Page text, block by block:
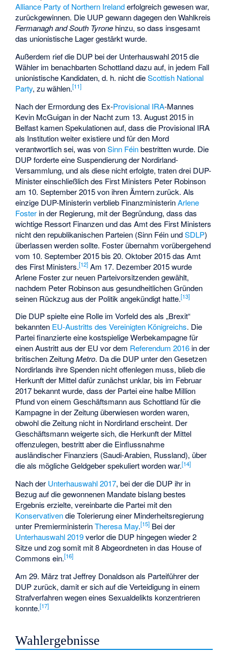
Alliance Party of Northern Irelanderfolgreich gewesen war,
zurückgewinnen. Die UUP gewann dagegen den Wahlkreis
Fermanagh and South Tyrone hinzu, so dass insgesamt
das unionistische Lager gestärkt wurde.
Außerdem rief die DUP bei der Unterhauswahl 2015 die
Wähler im benachbarten Schottland dazu auf, in jedem Fall
unionistische Kandidaten, d. h. nicht dieScottish National
Party, zu wählen.[11]
Nach der Ermordung des Ex-Provisional IRA-Mannes
Kevin McGuigan in der Nacht zum 13. August 2015 in
Belfast kamen Spekulationen auf, dass die Provisional IRA
als Institution weiter existiere und für den Mord
verantwortlich sei, was vonSinn Féinbestritten wurde. Die
DUP forderte eine Suspendierung der Nordirland-
Versammlung, und als diese nicht erfolgte, traten drei DUP-
Minister einschließlich des First Ministers Peter Robinson
am 10. September 2015 von ihren Ämtern zurück. Als
einzige DUP-Ministerin verblieb FinanzministerinArlene
Foster in der Regierung, mit der Begründung, dass das
wichtige Ressort Finanzen und das Amt des First Ministers
nicht den republikanischen Parteien (Sinn Féin undSDLP)
überlassen werden sollte. Foster übernahm vorübergehend
vom 10. September 2015 bis 20. Oktober 2015 das Amt
des First Ministers.[12] Am 17. Dezember 2015 wurde
Arlene Foster zur neuen Parteivorsitzenden gewählt,
nachdem Peter Robinson aus gesundheitlichen Gründen
seinen Rückzug aus der Politik angekündigt hatte.[13]
Die DUP spielte eine Rolle im Vorfeld des als „Brexit“
bekannten EU-Austritts des Vereinigten Königreichs. Die
Partei finanzierte eine kostspielige Werbekampagne für
einen Austritt aus der EU vor dem Referendum 2016 in der
britischen ZeitungMetro. Da die DUP unter den Gesetzen
Nordirlands ihre Spenden nicht offenlegen muss, blieb die
Herkunft der Mittel dafür zunächst unklar, bis im Februar
2017 bekannt wurde, dass der Partei eine halbe Million
Pfund von einem Geschäftsmann aus Schottland für die
Kampagne in der Zeitung überwiesen worden waren,
obwohl die Zeitung nicht in Nordirland erscheint. Der
Geschäftsmann weigerte sich, die Herkunft der Mittel
offenzulegen, bestritt aber die Einflussnahme
ausländischer Finanziers (Saudi-Arabien, Russland), über
die als mögliche Geldgeber spekuliert worden war.[14]
Nach der Unterhauswahl 2017, bei der die DUP ihr in
Bezug auf die gewonnenen Mandate bislang bestes
Ergebnis erzielte, vereinbarte die Partei mit den
Konservativendie Tolerierung einer Minderheitsregierung
unter PremierministerinTheresa May.[15] Bei der
Unterhauswahl 2019verlor die DUP hingegen wieder 2
Sitze und zog somit mit 8 Abgeordneten in das House of
Commons ein.[16]
Am 29. März tratJeffrey Donaldsonals Parteiführer der
DUP zurück, damit er sich auf die Verteidigung in einem
Strafverfahren wegen eines Sexualdelikts konzentrieren
konnte.[17]
Wahlergebnisse